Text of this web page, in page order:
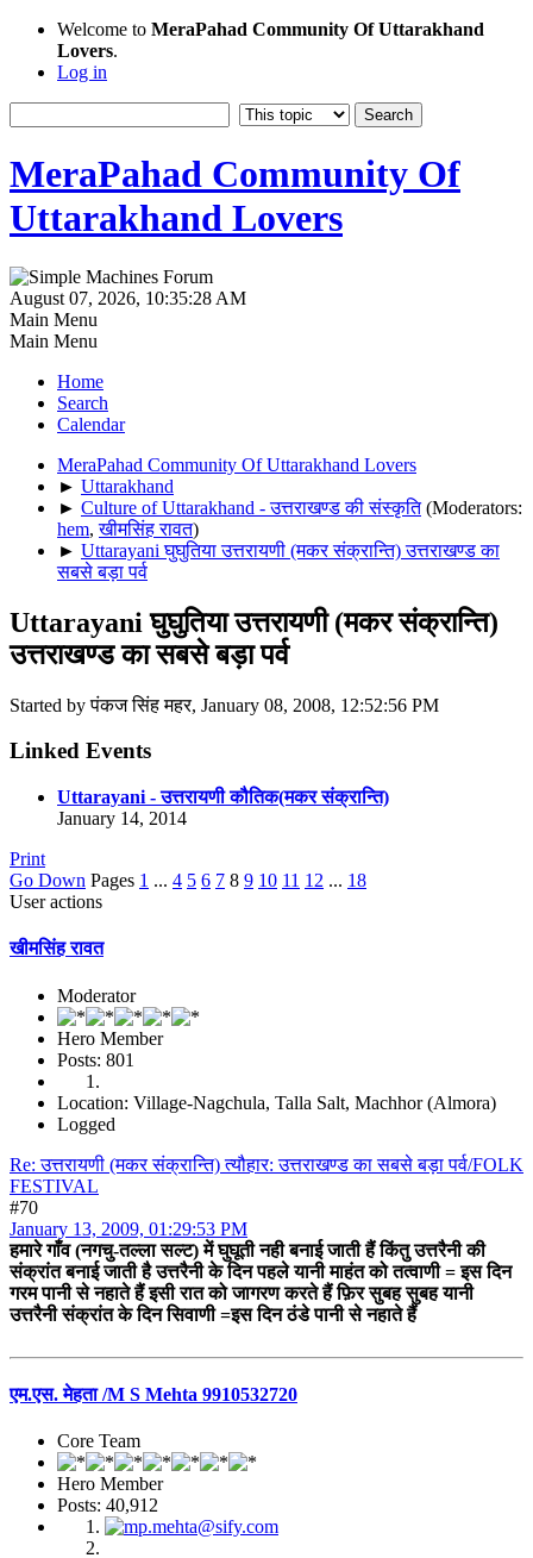
Welcome to MeraPahad Community Of Uttarakhand
Lovers.
Log in
MeraPahad Community Of
Uttarakhand Lovers
August 07, 2026, 10:35:28 AM
Main Menu
Main Menu
Home
Search
Calendar
MeraPahad Community Of Uttarakhand Lovers
► Uttarakhand
► Culture of Uttarakhand - उत्तराखण्ड की संस्कृति (Moderators:
hem,खीमसिंह रावत)
► Uttarayani घुघुतिया उत्तरायणी (मकर संक्रान्ति) उत्तराखण्ड का
सबसे बड़ा पर्व
Uttarayani घुघुतिया उत्तरायणी (मकर संक्रान्ति)
उत्तराखण्ड का सबसे बड़ा पर्व
Started by पंकज सिंह महर, January 08, 2008, 12:52:56 PM
Linked Events
Uttarayani - उत्तरायणी कौतिक(मकर संक्रान्ति)
January 14, 2014
Print
Go Down Pages 1 ... 4 5 6 7 8 9 10 11 12 ... 18
User actions
खीमसिंह रावत
Moderator
Hero Member
Posts: 801
Location: Village-Nagchula, Talla Salt, Machhor (Almora)
Logged
Re: उत्तरायणी (मकर संक्रान्ति) त्यौहार: उत्तराखण्ड का सबसे बड़ा पर्व/FOLK
FESTIVAL
#70
January 13, 2009, 01:29:53 PM
हमारे गाँव (नगचु-तल्ला सल्ट) में घुघूती नही बनाई जाती हैं किंतु उत्तरैनी की
संक्रांत बनाई जाती है उत्तरैनी के दिन पहले यानी माहंत को तत्वाणी = इस दिन
गरम पानी से नहाते हैं इसी रात को जागरण करते हैं फ़िर सुबह सुबह यानी
उत्तरैनी संक्रांत के दिन सिवाणी =इस दिन ठंडे पानी से नहाते हैं
एम.एस. मेहता /M S Mehta 9910532720
Core Team
Hero Member
Posts: 40,912